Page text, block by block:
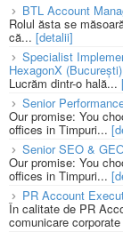
BTL Account
Rolul ăsta se
că... [detalii]
Specialist
HexagonX (București)
Lucrăm dintr-o hală...
Senior
Our promise: You
offices in Timpuri...
Senior SEO &
Our promise: You
offices in Timpuri...
PR Account
În calitate de PR
comunicare